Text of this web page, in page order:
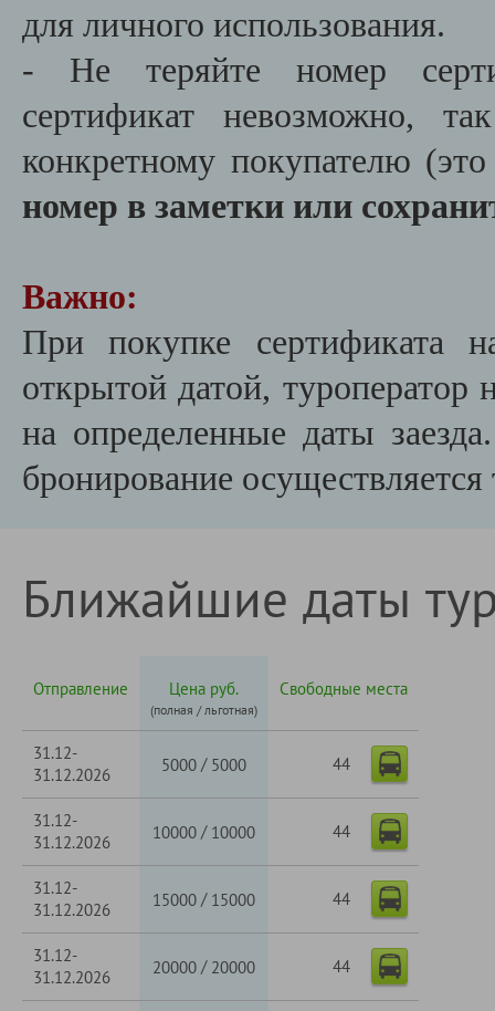
для личного использования.
- Не теряйте номер
сертификат невозможно,
конкретному покупателю
номер в заметки или
Важно:
При покупке сертификата
открытой датой, туроператор
на определенные даты
бронирование
Ближайшие даты
Отправление Цена руб.
(полная / льготная)
Свободные места
31.12-
31.12.2026
5000 / 5000 44
31.12-
31.12.2026
10000 / 10000 44
31.12-
31.12.2026
15000 / 15000 44
31.12-
31.12.2026
20000 / 20000 44